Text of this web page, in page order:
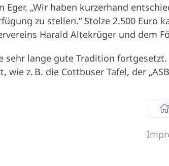
Eger. „Wir haben kurzerhand
zu stellen.“ Stolze 2.500
Harald Altekrüger und dem
sehr lange gute Tradition
wie z. B. die Cottbuser Tafel, der